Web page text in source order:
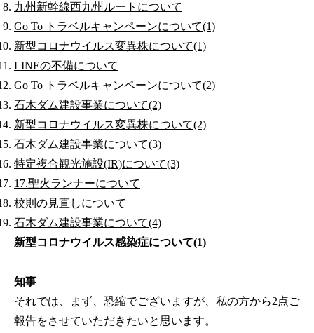
九州新幹線西九州ルートについて
Go To トラベルキャンペーンについて(1)
新型コロナウイルス変異株について(1)
LINEの不備について
Go To トラベルキャンペーンについて(2)
石木ダム建設事業について(2)
新型コロナウイルス変異株について(2)
石木ダム建設事業について(3)
特定複合観光施設(IR)について(3)
17.聖火ランナーについて
校則の見直しについて
石木ダム建設事業について(4)
新型コロナウイルス感染症について(1)
知事
それでは、まず、恐縮でございますが、私の方から2点ご
報告をさせていただきたいと思います。